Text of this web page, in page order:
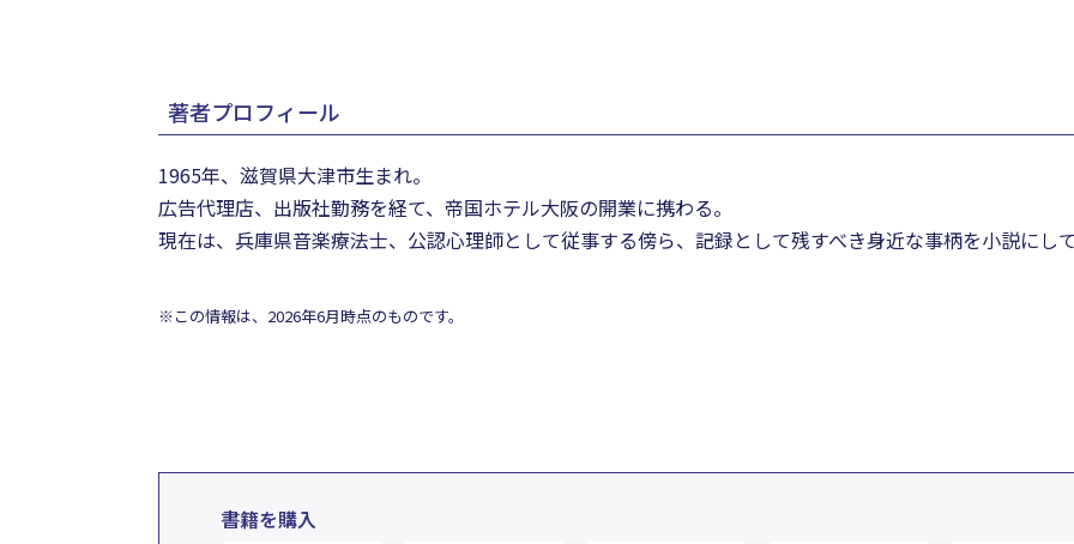
著者プロフィール
1965年、滋賀県大津市生まれ。
広告代理店、出版社勤務を経て、帝国ホテル大阪の開業に携わる。
現在は、兵庫県音楽療法士、公認心理師として従事する傍ら、記録として残すべき身近な事柄を小説にし
※この情報は、2026年6月時点のものです。
書籍を購入